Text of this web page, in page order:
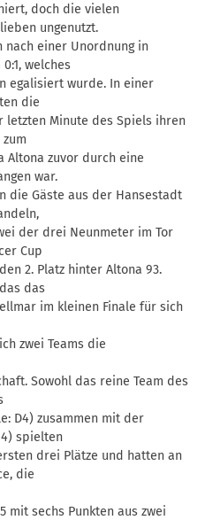
doch die vielen
ungenutzt.
nach einer Unordnung in
welches
egalisiert wurde. In einer
die
letzten Minute des Spiels ihren
Altona zuvor durch eine
war.
die Gäste aus der Hansestadt
der drei Neunmeter im Tor
Cup
2. Platz hinter Altona 93.
das
im kleinen Finale für sich
zwei Teams die
Sowohl das reine Team des
D4) zusammen mit der
spielten
drei Plätze und hatten an
die
mit sechs Punkten aus zwei